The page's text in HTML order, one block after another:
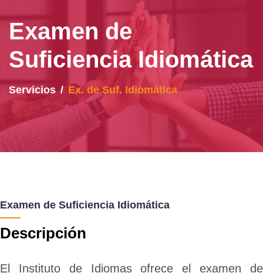
Examen de
Suficiencia Idiomática
Servicios Ex. de Suf. Idiomática
Examen de Suficiencia Idiomática
Descripción
El Instituto de Idiomas ofrece el examen de